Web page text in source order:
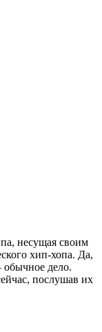
несущая своим
хип-хопа. Да,
обычное дело.
послушав их